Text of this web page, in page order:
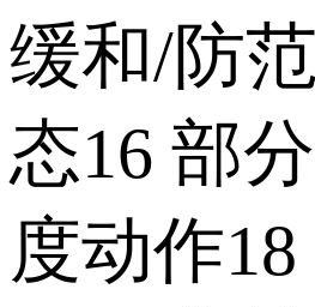
缓和/防
态16 部
度动作